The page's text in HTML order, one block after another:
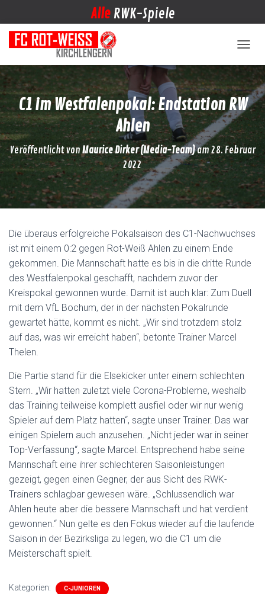
Alle RWK-Spiele
C1 im Westfalenpokal: Endstation RW
Ahlen
Veröffentlicht vonMaurice Dirker (Media-Team)am28. Februar
2022
Die überaus erfolgreiche Pokalsaison des C1-Nachwuchses
ist mit einem 0:2 gegen Rot-Weiß Ahlen zu einem Ende
gekommen. Die Mannschaft hatte es bis in die dritte Runde
des Westfalenpokal geschafft, nachdem zuvor der
Kreispokal gewonnen wurde. Damit ist auch klar: Zum Duell
mit dem VfL Bochum, der in der nächsten Pokalrunde
gewartet hätte, kommt es nicht. „Wir sind trotzdem stolz
auf das, was wir erreicht haben“, betonte Trainer Marcel
Thelen.
Die Partie stand für die Elsekicker unter einem schlechten
Stern. „Wir hatten zuletzt viele Corona-Probleme, weshalb
das Training teilweise komplett ausfiel oder wir nur wenig
Spieler auf dem Platz hatten“, sagte unser Trainer. Das war
einigen Spielern auch anzusehen. „Nicht jeder war in seiner
Top-Verfassung“, sagte Marcel. Entsprechend habe seine
Mannschaft eine ihrer schlechteren Saisonleistungen
gezeigt, gegen einen Gegner, der aus Sicht des RWK-
Trainers schlagbar gewesen wäre. „Schlussendlich war
Ahlen heute aber die bessere Mannschaft und hat verdient
gewonnen.“ Nun gelte es den Fokus wieder auf die laufende
Saison in der Bezirksliga zu legen, wo die C1 um die
Meisterschaft spielt.
Kategorien: C-JUNIOREN